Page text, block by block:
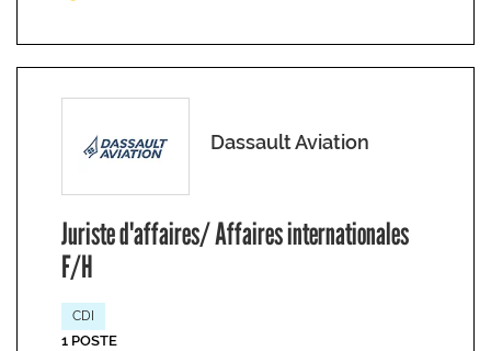
Dassault Aviation
Juriste d'affaires/ Affaires internationales
F/H
CDI
1 POSTE